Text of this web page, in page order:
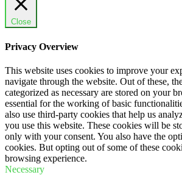
Close
Privacy Overview
This website uses cookies to improve your
navigate through the website. Out of these,
categorized as necessary are stored on your
essential for the working of basic
also use third-party cookies that help us
you use this website. These cookies will be
only with your consent. You also have the
cookies. But opting out of some of these
browsing experience.
Necessary